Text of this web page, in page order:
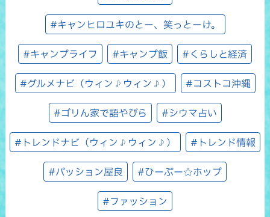
#キャンヒロユキのとー、笑っとーけ。
#キャンプライフ #キャンプ飯 #くらしと経済
#グルメナビ（ウィン♪ウィン♪） #コストコ沖縄
#ゴリん家で語やびら #シウマ占い
#トレンドナビ（ウィン♪ウィン♪） #トレンド情報
#パッション屋良 #ひーぷー☆ホップ
#ファッション